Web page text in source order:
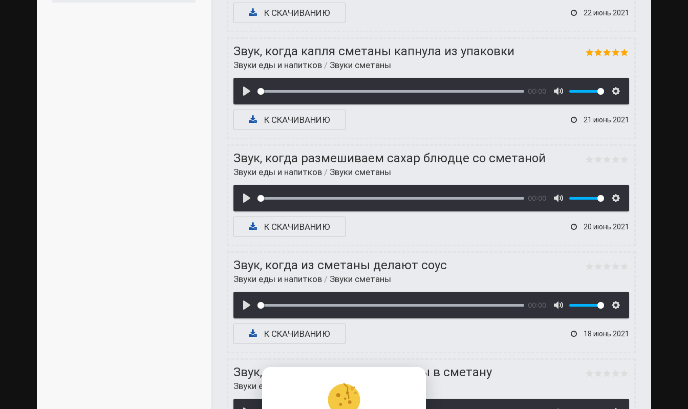
К СКАЧИВАНИЮ 22 июнь 2021
Звук, когда капля сметаны капнула из упаковки
Звуки еды и напитков / Звуки сметаны
00:00
К СКАЧИВАНИЮ 21 июнь 2021
Звук, когда размешиваем сахар блюдце со сметаной
Звуки еды и напитков / Звуки сметаны
00:00
К СКАЧИВАНИЮ 20 июнь 2021
Звук, когда из сметаны делают соус
Звуки еды и напитков / Звуки сметаны
00:00
К СКАЧИВАНИЮ 18 июнь 2021
Звук, когда макаем что-то из еды в сметану
Звуки еды и напитков Звуки сметаны